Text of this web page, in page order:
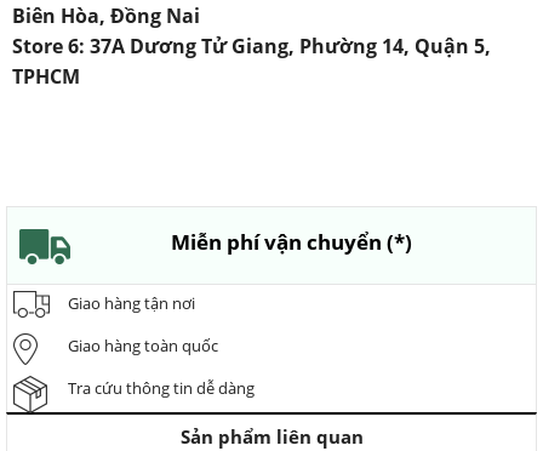
Biên Hòa, Đồng Nai
Store 6: 37A Dương Tử Giang, Phường 14, Quận 5,
TPHCM
Miễn phí vận chuyển (*)
Giao hàng tận nơi
Giao hàng toàn quốc
Tra cứu thông tin dễ dàng
Sản phẩm liên quan